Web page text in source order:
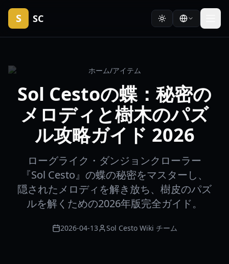
S SC
ホーム/アイテム
Sol Cestoの蝶：秘密の
メロディと樹木のパズ
ル攻略ガイド 2026
ローグライク・ダンジョンクローラー
『Sol Cesto』の蝶の秘密をマスターし、
隠されたメロディを解き放ち、樹皮のパズ
ルを解くための2026年版完全ガイド。
2026-04-13 Sol Cesto Wiki チーム